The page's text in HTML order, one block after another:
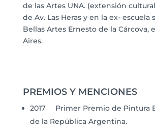
de las Artes UNA. (extensión
de Av. Las Heras y en la ex- escuela
Bellas Artes Ernesto de la Cárcova,
Aires.
PREMIOS Y MENCIONES
2017 Primer Premio de Pintura
de la República Argentina.